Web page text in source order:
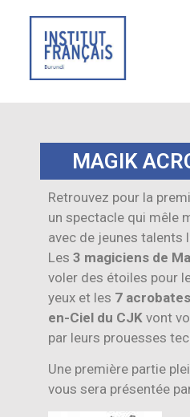
MAGIK
Retrouvez pour la
un spectacle qui mêle
avec de jeunes talents
Les 3 magiciens de
voler des étoiles pour
yeux et les 7
en-Ciel du CJK vont
par leurs prouesses
Une première partie
vous sera présentée